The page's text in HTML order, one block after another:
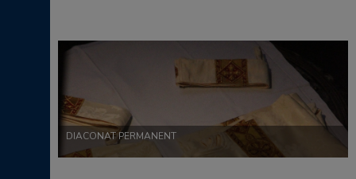
DIACONAT PERMANENT